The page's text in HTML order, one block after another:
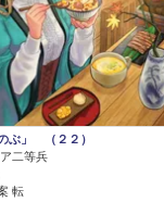
ぶ」 （２２）
二等兵
転